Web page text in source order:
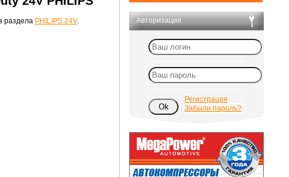
раздела PHILIPS 24V. Авторизация
Регистрация
Забыли пароль?